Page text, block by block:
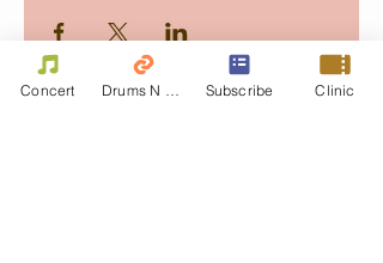
Concert Subscribe Clinic